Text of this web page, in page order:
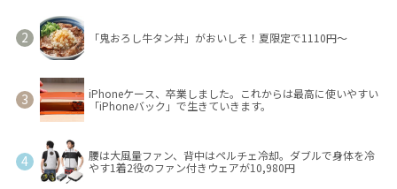
「鬼おろし牛タン丼」がおいしそ！夏限定で1110円～
iPhoneケース、卒業しました。これからは最高に使いやすい
「iPhoneバック」で生きていきます。
腰は大風量ファン、背中はペルチェ冷却。ダブルで身体を冷
やす1着2役のファン付きウェアが10,980円